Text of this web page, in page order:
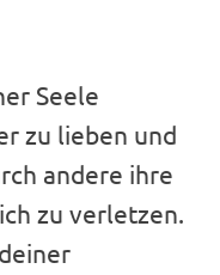
Seele
zu lieben und
andere ihre
zu verletzen.